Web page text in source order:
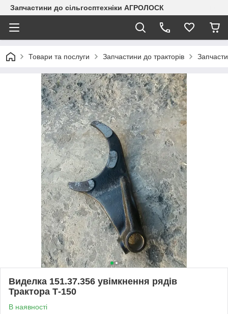
Запчастини до сільгосптехніки АГРОЛОСК
Товари та послуги Запчастини до тракторів
Виделка 151.37.356 увімкнення рядів
Трактора Т-150
В наявності